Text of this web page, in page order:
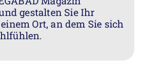
gestalten Sie Ihr
Ort, an dem Sie sich